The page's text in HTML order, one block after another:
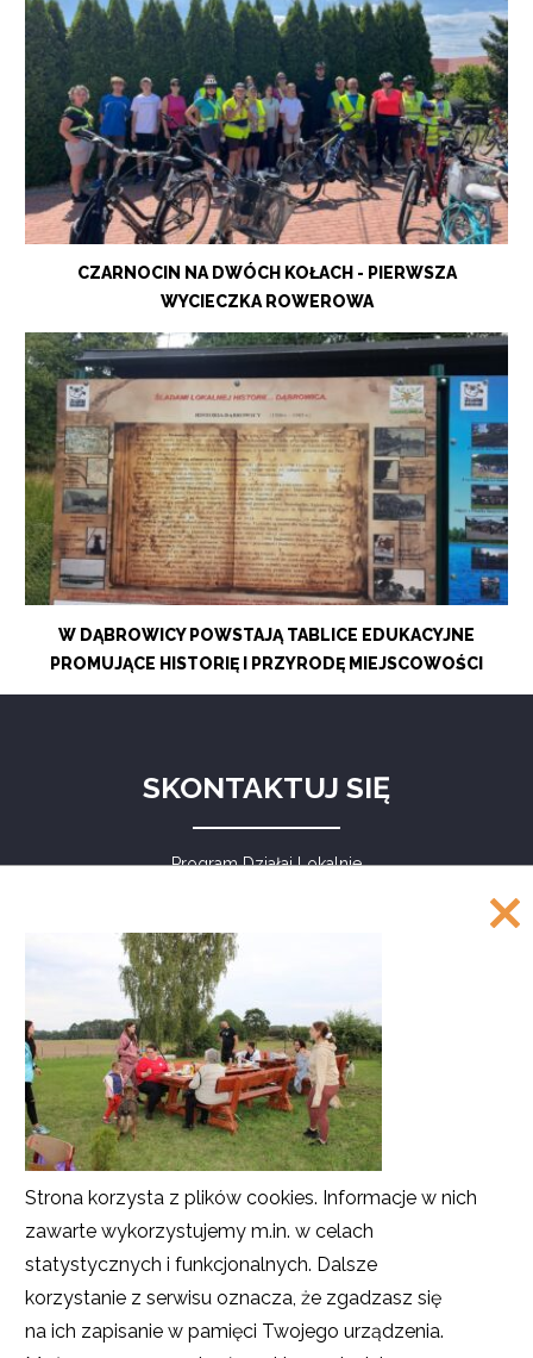
CZARNOCIN NA DWÓCH KOŁACH - PIERWSZA
WYCIECZKA ROWEROWA
W DĄBROWICY POWSTAJĄ TABLICE EDUKACYJNE
PROMUJĄCE HISTORIĘ I PRZYRODĘ MIEJSCOWOŚCI
SKONTAKTUJ SIĘ
Program Działaj Lokalnie
00-590 Warszawa
Tel.: 226220122, 226220208, 226220209
Faks: 226220211
COPYRIGHT
©Akademia Rozwoju Filantropii w Polsce
Projekt i realizacja SMULTRON
Strona korzysta z plików cookies. Informacje w nich
zawarte wykorzystujemy m.in. w celach
statystycznych i funkcjonalnych. Dalsze
korzystanie z serwisu oznacza, że zgadzasz się
na ich zapisanie w pamięci Twojego urządzenia.